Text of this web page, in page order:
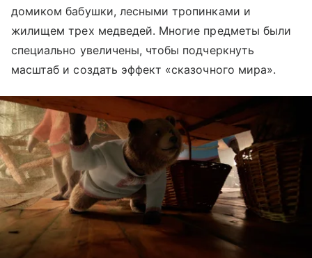
домиком бабушки, лесными тропинками и
жилищем трех медведей. Многие предметы были
специально увеличены, чтобы подчеркнуть
масштаб и создать эффект «сказочного мира».